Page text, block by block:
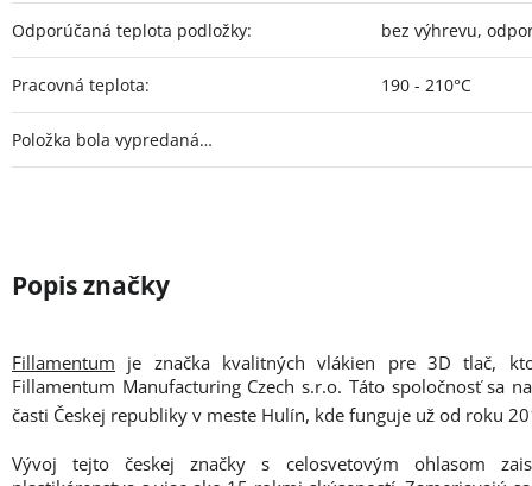
Odporúčaná teplota podložky: bez výhrevu,
Pracovná teplota: 190 - 210°C
Položka bola vypredaná…
Fillamentum je značka kvalitných vlákien pre 3D tlač,
Fillamentum Manufacturing Czech s.r.o. Táto spoločnosť sa
časti Českej republiky v meste Hulín, kde funguje už od roku
Vývoj tejto českej značky s celosvetovým ohlasom